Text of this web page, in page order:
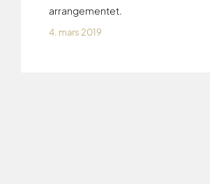
arrangementet.
4. mars 2019